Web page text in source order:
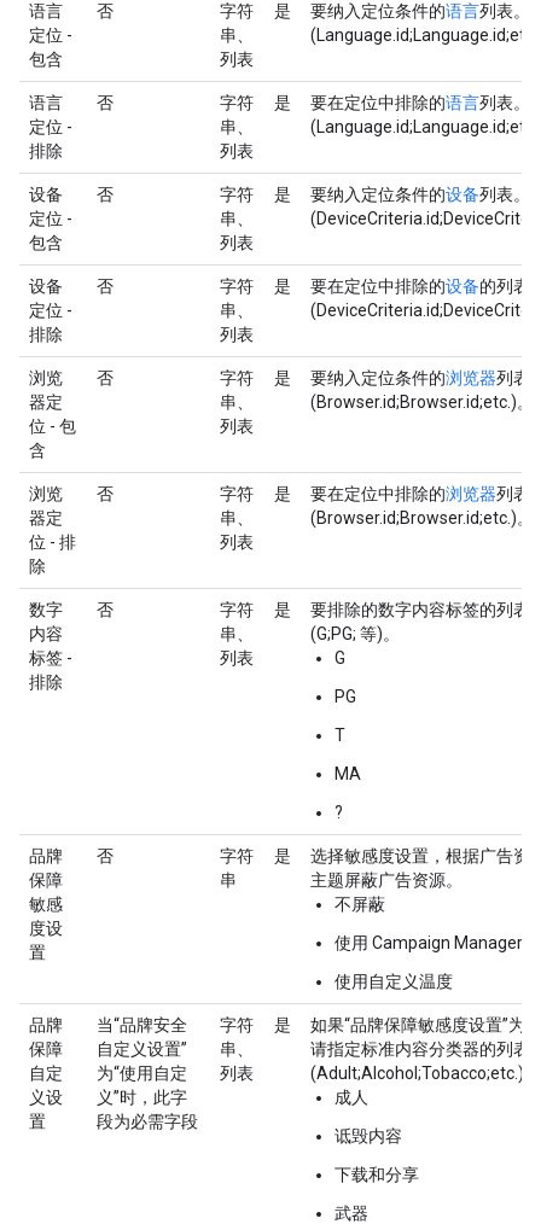
语言
定位 -
包含
否
字符
串、
列表
是 要纳入定位条件的语言列表。
语言
定位 -
排除
否
字符
串、
列表
是 要在定位中排除的语言列表。
设备
定位 -
包含
否
字符
串、
列表
是 要纳入定位条件的设备列表。
设备
定位 -
排除
否
字符
串、
列表
是 要在定位中排除的设备的列表
浏览
器定
位 - 包
含
否
字符
串、
列表
是 要纳入定位条件的浏览器列表
(Browser.id;Browser.id;etc.)。
浏览
器定
位 - 排
除
否
字符
串、
列表
是 要在定位中排除的浏览器列表
(Browser.id;Browser.id;etc.)。
数字
内容
标签 -
排除
否
字符
串、
列表
是
要排除的数字内容标签的列表
(G;PG; 等)。
G
PG
T
MA
?
品牌
保障
敏感
度设
置
否
字符
串
是
选择敏感度设置，根据广告资
主题屏蔽广告资源。
不屏蔽
使用 Campaign Manager
使用自定义温度
品牌
保障
自定
义设
置
当“品牌安全
自定义设置”
为“使用自定
义”时，此字
段为必需字段
字符
串、
列表
是
如果“品牌保障敏感度设置”为“
请指定标准内容分类器的列表
(Adult;Alcohol;Tobacco;etc.)。
成人
诋毁内容
下载和分享
武器